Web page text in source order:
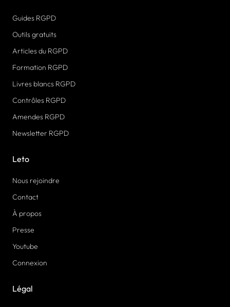
Guides RGPD
Outils gratuits
Articles du RGPD
Formation RGPD
Livres blancs RGPD
Contrôles RGPD
Amendes RGPD
Newsletter RGPD
Leto
Nous rejoindre
Contact
À propos
Presse
Youtube
Connexion
Légal